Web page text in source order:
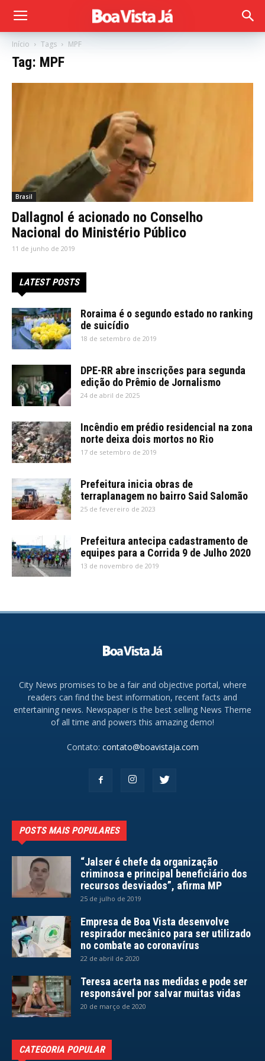
Início Tags MPF
Tag: MPF
Brasil
Dallagnol é acionado no Conselho
Nacional do Ministério Público
11 de junho de 2019
LATEST POSTS
Roraima é o segundo estado no ranking
de suicídio
18 de setembro de 2019
DPE-RR abre inscrições para segunda
edição do Prêmio de Jornalismo
24 de abril de 2025
Incêndio em prédio residencial na zona
norte deixa dois mortos no Rio
17 de setembro de 2019
Prefeitura inicia obras de
terraplanagem no bairro Said Salomão
25 de fevereiro de 2023
Prefeitura antecipa cadastramento de
equipes para a Corrida 9 de Julho 2020
13 de novembro de 2019
City News promises to be a fair and objective portal, where
readers can find the best information, recent facts and
entertaining news. Newspaper is the best selling News Theme
of all time and powers this amazing demo!
Contato: contato@boavistaja.com
POSTS MAIS POPULARES
“Jalser é chefe da organização
criminosa e principal beneficiário dos
recursos desviados”, afirma MP
25 de julho de 2019
Empresa de Boa Vista desenvolve
respirador mecânico para ser utilizado
no combate ao coronavírus
22 de abril de 2020
Teresa acerta nas medidas e pode ser
responsável por salvar muitas vidas
20 de março de 2020
CATEGORIA POPULAR